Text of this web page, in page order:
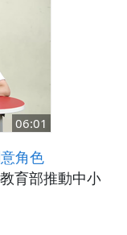
06:01
角色
育部推動中小學